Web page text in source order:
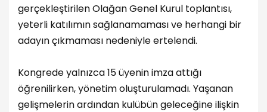
gerçekleştirilen Olağan Genel Kurul toplantısı,
yeterli katılımın sağlanamaması ve herhangi bir
adayın çıkmaması nedeniyle ertelendi.
Kongrede yalnızca 15 üyenin imza attığı
öğrenilirken, yönetim oluşturulamadı. Yaşanan
gelişmelerin ardından kulübün geleceğine ilişkin